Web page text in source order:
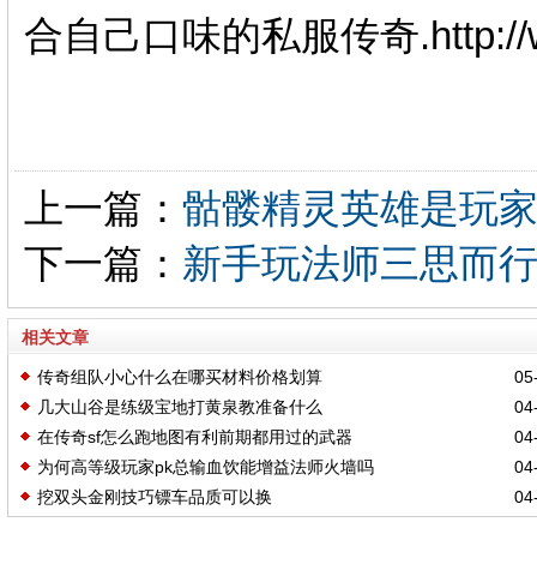
合自己口味的私服传奇
上一篇： 骷髅精灵英雄是玩
下一篇： 新手玩法师三思而
相关文章
传奇组队小心什么在哪买材料价格划算
几大山谷是练级宝地打黄泉教准备什么
在传奇sf怎么跑地图有利前期都用过的武器
为何高等级玩家pk总输血饮能增益法师火墙吗
挖双头金刚技巧镖车品质可以换